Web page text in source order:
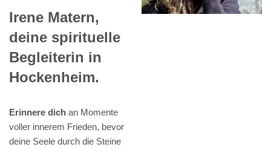
Irene Matern,
deine spirituelle
Begleiterin in
Hockenheim.
Erinnere dich an Momente
voller innerem Frieden, bevor
deine Seele durch die Steine